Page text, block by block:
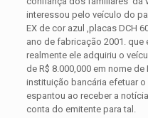
interessou pelo veículo do
EX de cor azul ,placas DCH
ano de fabricação 2001. que
realmente ele adquiriu o
de R$ 8.000,000 em nome
instituição bancária efetuar
espantou ao receber a
conta do emitente para tal.